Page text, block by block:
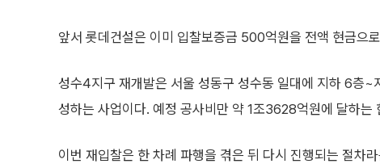
앞서 롯데건설은 이미 입찰보증금 500억원을 전액 현금으
성수4지구 재개발은 서울 성동구 성수동 일대에 지하 6층
성하는 사업이다. 예정 공사비만 약 1조3628억원에 달하는
이번 재입찰은 한 차례 파행을 겪은 뒤 다시 진행되는 절차